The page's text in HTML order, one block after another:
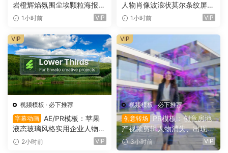
岩橙辉焰氛围尘埃颗粒海报封
面设计PSD特效样机 Glow Inf
1小时前 VIP
人物肖像波浪状莫尔条纹屏幕
畸变专辑封面音乐海报传单P
ortion Effect（16156）
1小时前 VIP
视频模板 · 必下推荐
字幕动画
AE/PR模板：苹果
液态玻璃风格实用企业人物宣
传下横栏字幕条文字标题动画
2小时前 VIP
VIP
视频模板·必下推荐
创意转场
PR模板：创意房地
产视频剪辑人物消失、出现电
影转场过渡（16154）
3小时前 VIP
VIP